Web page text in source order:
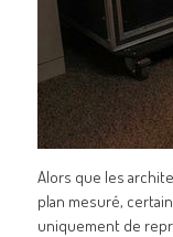
Alors que les
plan mesuré,
uniquement de